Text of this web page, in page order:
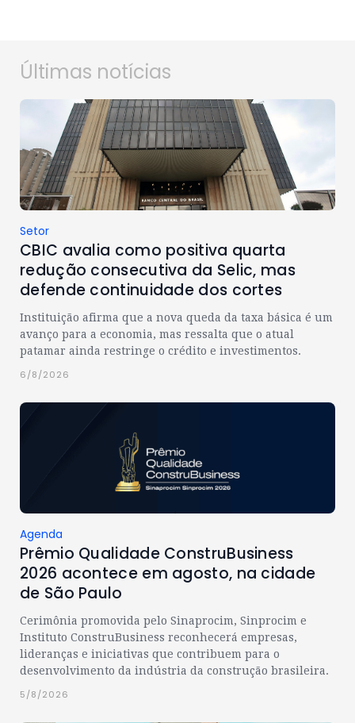
Últimas notícias
Setor
CBIC avalia como positiva quarta
redução consecutiva da Selic, mas
defende continuidade dos cortes
Instituição afirma que a nova queda da taxa básica é um
avanço para a economia, mas ressalta que o atual
patamar ainda restringe o crédito e investimentos.
6/8/2026
Agenda
Prêmio Qualidade ConstruBusiness
2026 acontece em agosto, na cidade
de São Paulo
Cerimônia promovida pelo Sinaprocim, Sinprocim e
Instituto ConstruBusiness reconhecerá empresas,
lideranças e iniciativas que contribuem para o
desenvolvimento da indústria da construção brasileira.
5/8/2026